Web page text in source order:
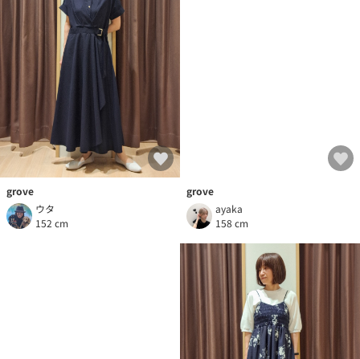
grove
ウタ
152 cm
grove
ayaka
158 cm